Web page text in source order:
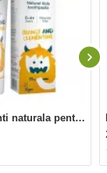
Pasta de dinti naturala pentru copii cu portocale si clementine (50 ml), Nordics